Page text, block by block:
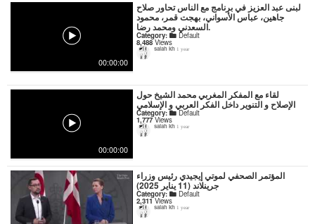
00:00:00
لبنى عبد العزيز في برنامج مع الناس تحاور صلاح
جاهين، عباس الأسواني، بهجت قمر، محمود
السعدني ومحمد رضا.
Category: Default
8,488Views
salah kh 1 year
00:00:00
لقاء مع المفكر المغربي محمد الشيخ حول
الإصلاح و التنوير داخل الفكر العربي و الإسلامي
Category: Default
1,777Views
salah kh 1 year
المؤتمر الصحفي لموتي إيجيدي رئيس وزراء
جرينلاند (11 يناير 2025)
Category: Default
2,311Views
salah kh 1 year